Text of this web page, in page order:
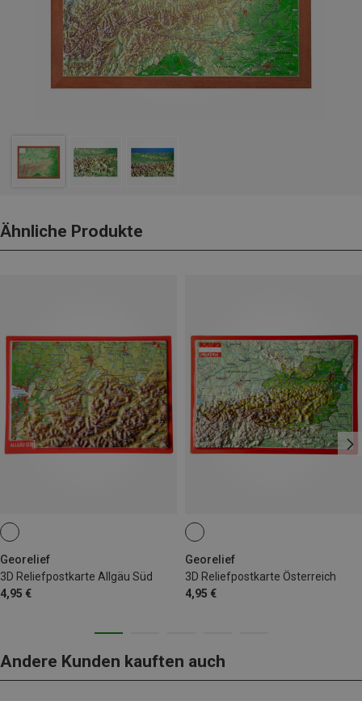
Ähnliche Produkte
Georelief
3D Reliefpostkarte Allgäu Süd
4,95 €
Georelief
3D Reliefpostkarte Österreich
4,95 €
Andere Kunden kauften auch